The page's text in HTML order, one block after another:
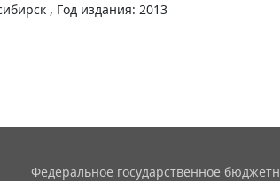
, Год издания: 2013
Федеральное государственное